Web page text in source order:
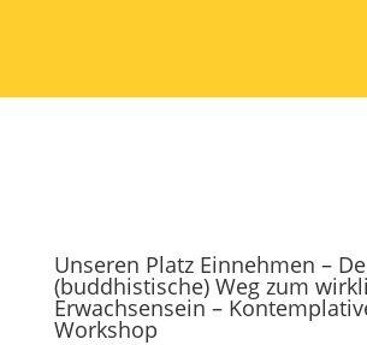
Unseren Platz Einnehmen –
(buddhistische) Weg zum
Erwachsensein –
Workshop